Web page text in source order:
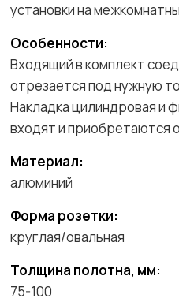
установки на
Особенности:
Входящий в комплект
отрезается под нужную
Накладка цилиндровая и
входят и приобретаются
Материал:
алюминий
Форма розетки:
круглая/овальная
Толщина полотна, мм:
75-100